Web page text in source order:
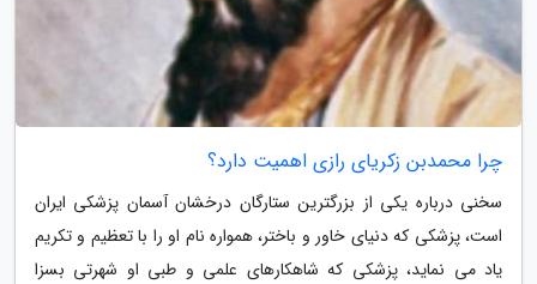
چرا محمدبن زکریای رازی اهمیت دارد؟
سخنی درباره یکی از بزرگترین ستارگان درخشان آسمان پزشکی ایران
است، پزشکی که دنیای خاور و باختر، همواره نام او را با تعظیم و تکریم
یاد می نماید، پزشکی که شاهکارهای علمی و طبی او شهرتی بسزا